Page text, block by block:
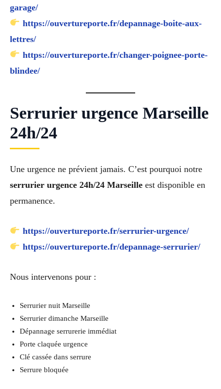
garage/
https://ouvertureporte.fr/depannage-boite-aux-
lettres/
https://ouvertureporte.fr/changer-poignee-porte-
blindee/
Serrurier urgence Marseille
24h/24
Une urgence ne prévient jamais. C’est pourquoi notre
serrurier urgence 24h/24 Marseille est disponible en
permanence.
https://ouvertureporte.fr/serrurier-urgence/
https://ouvertureporte.fr/depannage-serrurier/
Nous intervenons pour :
Serrurier nuit Marseille
Serrurier dimanche Marseille
Dépannage serrurerie immédiat
Porte claquée urgence
Clé cassée dans serrure
Serrure bloquée